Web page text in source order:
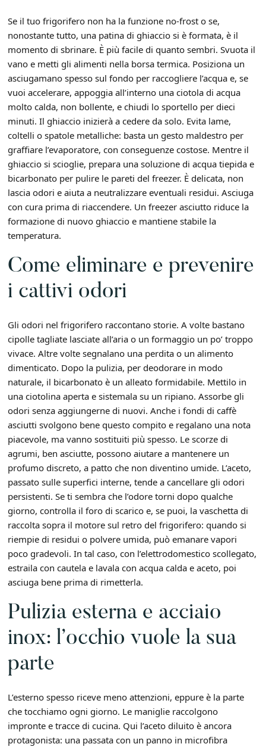
Se il tuo frigorifero non ha la funzione no-frost o se,
nonostante tutto, una patina di ghiaccio si è formata, è il
momento di sbrinare. È più facile di quanto sembri. Svuota il
vano e metti gli alimenti nella borsa termica. Posiziona un
asciugamano spesso sul fondo per raccogliere l’acqua e, se
vuoi accelerare, appoggia all’interno una ciotola di acqua
molto calda, non bollente, e chiudi lo sportello per dieci
minuti. Il ghiaccio inizierà a cedere da solo. Evita lame,
coltelli o spatole metalliche: basta un gesto maldestro per
graffiare l’evaporatore, con conseguenze costose. Mentre il
ghiaccio si scioglie, prepara una soluzione di acqua tiepida e
bicarbonato per pulire le pareti del freezer. È delicata, non
lascia odori e aiuta a neutralizzare eventuali residui. Asciuga
con cura prima di riaccendere. Un freezer asciutto riduce la
formazione di nuovo ghiaccio e mantiene stabile la
temperatura.
Come eliminare e prevenire
i cattivi odori
Gli odori nel frigorifero raccontano storie. A volte bastano
cipolle tagliate lasciate all’aria o un formaggio un po’ troppo
vivace. Altre volte segnalano una perdita o un alimento
dimenticato. Dopo la pulizia, per deodorare in modo
naturale, il bicarbonato è un alleato formidabile. Mettilo in
una ciotolina aperta e sistemala su un ripiano. Assorbe gli
odori senza aggiungerne di nuovi. Anche i fondi di caffè
asciutti svolgono bene questo compito e regalano una nota
piacevole, ma vanno sostituiti più spesso. Le scorze di
agrumi, ben asciutte, possono aiutare a mantenere un
profumo discreto, a patto che non diventino umide. L’aceto,
passato sulle superfici interne, tende a cancellare gli odori
persistenti. Se ti sembra che l’odore torni dopo qualche
giorno, controlla il foro di scarico e, se puoi, la vaschetta di
raccolta sopra il motore sul retro del frigorifero: quando si
riempie di residui o polvere umida, può emanare vapori
poco gradevoli. In tal caso, con l’elettrodomestico scollegato,
estraila con cautela e lavala con acqua calda e aceto, poi
asciuga bene prima di rimetterla.
Pulizia esterna e acciaio
inox: l’occhio vuole la sua
parte
L’esterno spesso riceve meno attenzioni, eppure è la parte
che tocchiamo ogni giorno. Le maniglie raccolgono
impronte e tracce di cucina. Qui l’aceto diluito è ancora
protagonista: una passata con un panno in microfibra